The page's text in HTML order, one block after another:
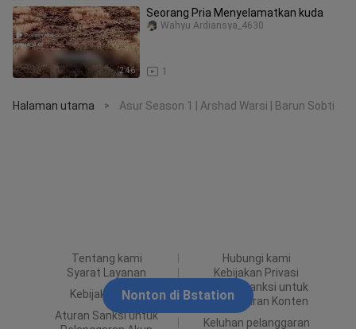
2:46
Seorang Pria Menyelamatkan kuda
1
Wahyu Ardiansya_4630
Halaman utama > Asur Season 1 | Arshad Warsi | Barun Sobti
Tentang kami
Hubungi kami
Syarat Layanan
Kebijakan Privasi
Kebijakan Iklan
Aturan Sanksi untuk
Pelanggaran Konten
Aturan Sanksi untuk
Keluhan pelanggaran
Nonton di Bstation